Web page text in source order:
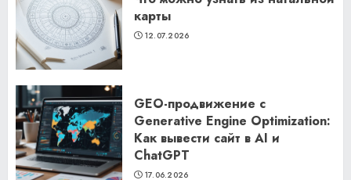
карты
12.07.2026
GEO-продвижение с
Generative Engine Optimization:
Как вывести сайт в AI и
ChatGPT
17.06.2026